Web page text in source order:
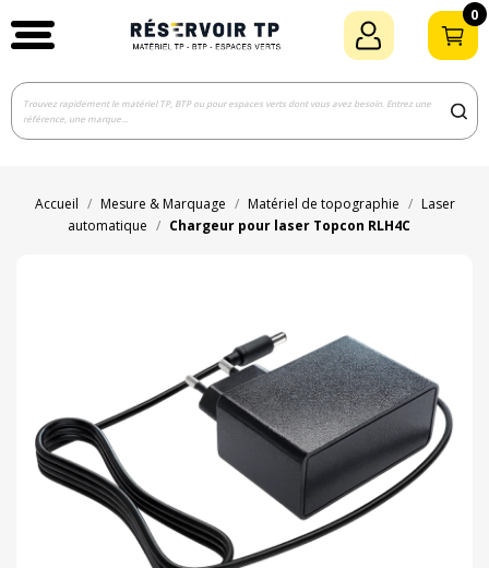
0
Accueil Mesure & Marquage Matériel de topographie
Laser
automatique
Chargeur pour laser Topcon RLH4C